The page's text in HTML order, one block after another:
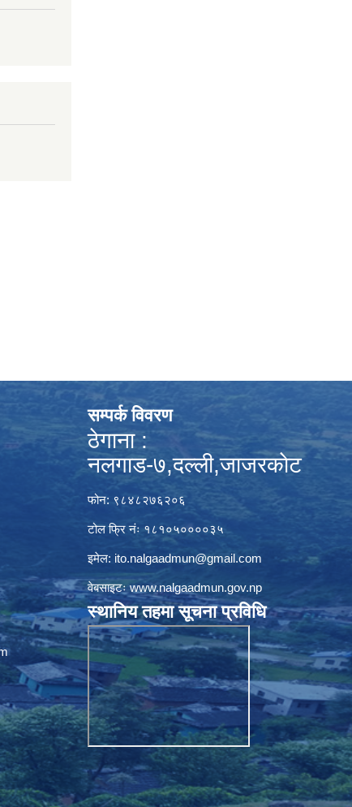
सम्पर्क विवरण
ठेगाना :
नलगाड-७,दल्ली,जाजरकाेट
फोन: ९८४८२७६२०६
टोल फ्रि नंः १८१०५००००३५
इमेल: ito.nalgaadmun@gmail.com
वेबसाइटःwww.nalgaadmun.gov.np
स्थानिय तहमा सूचना प्रविधि